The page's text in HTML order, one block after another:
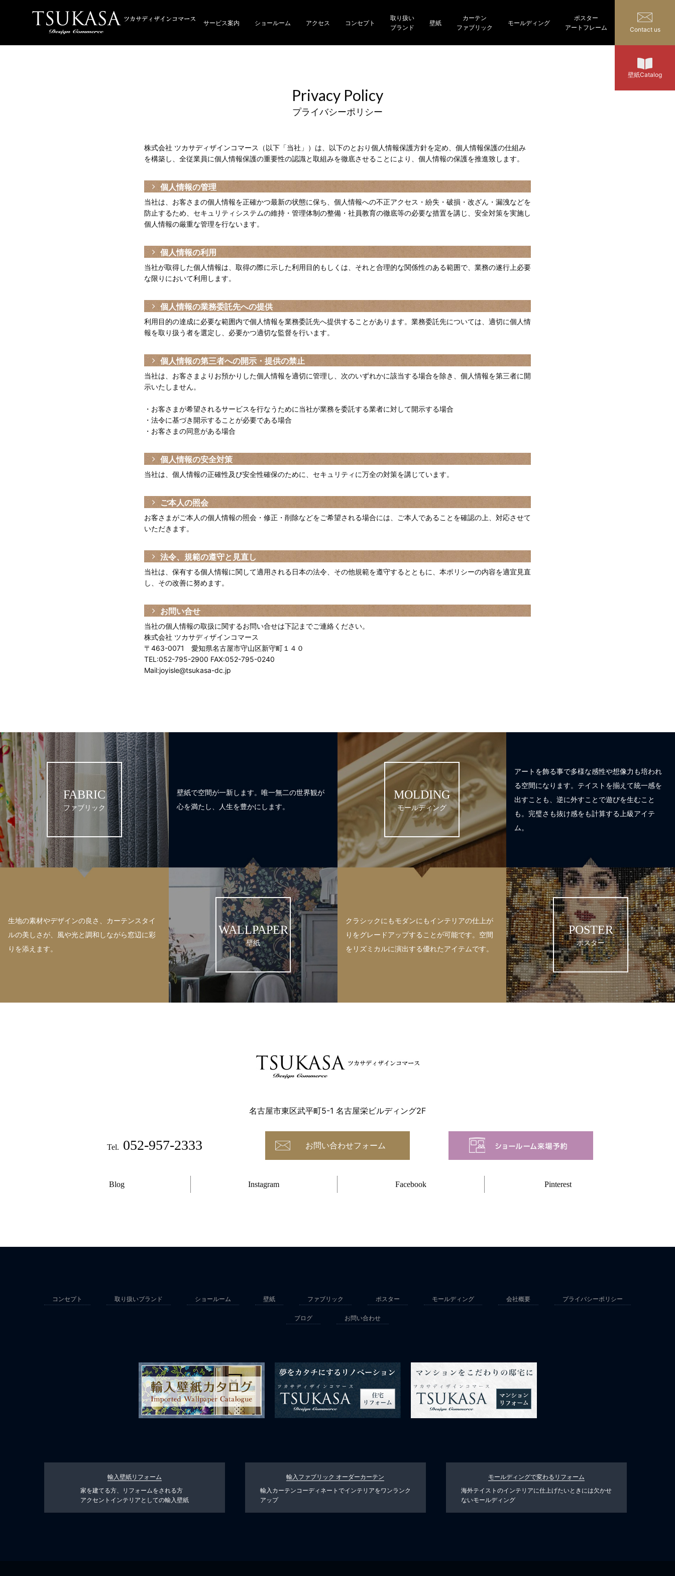
サービス案内 ショールーム アクセス コンセプト
取り扱い
ブランド
壁紙
カーテン
ファブリック
モールディング
ポスター
アートフレーム
Contact us
壁紙Catalog
Privacy Policy
プライバシーポリシー
株式会社 ツカサディザインコマース（以下「当社」）は、以下のとおり個人情報保護方針を定め、個人情報保護の仕組み
を構築し、全従業員に個人情報保護の重要性の認識と取組みを徹底させることにより、個人情報の保護を推進致します。
個人情報の管理
当社は、お客さまの個人情報を正確かつ最新の状態に保ち、個人情報への不正アクセス・紛失・破損・改ざん・漏洩などを
防止するため、セキュリティシステムの維持・管理体制の整備・社員教育の徹底等の必要な措置を講じ、安全対策を実施し
個人情報の厳重な管理を行ないます。
個人情報の利用
当社が取得した個人情報は、取得の際に示した利用目的もしくは、それと合理的な関係性のある範囲で、業務の遂行上必要
な限りにおいて利用します。
個人情報の業務委託先への提供
利用目的の達成に必要な範囲内で個人情報を業務委託先へ提供することがあります。業務委託先については、適切に個人情
報を取り扱う者を選定し、必要かつ適切な監督を行います。
個人情報の第三者への開示・提供の禁止
当社は、お客さまよりお預かりした個人情報を適切に管理し、次のいずれかに該当する場合を除き、個人情報を第三者に開
示いたしません。
・お客さまが希望されるサービスを行なうために当社が業務を委託する業者に対して開示する場合
・法令に基づき開示することが必要である場合
・お客さまの同意がある場合
個人情報の安全対策
当社は、個人情報の正確性及び安全性確保のために、セキュリティに万全の対策を講じています。
ご本人の照会
お客さまがご本人の個人情報の照会・修正・削除などをご希望される場合には、ご本人であることを確認の上、対応させて
いただきます。
法令、規範の遵守と見直し
当社は、保有する個人情報に関して適用される日本の法令、その他規範を遵守するとともに、本ポリシーの内容を適宜見直
し、その改善に努めます。
お問い合せ
当社の個人情報の取扱に関するお問い合せは下記までご連絡ください。
株式会社 ツカサディザインコマース
〒463-0071 愛知県名古屋市守山区新守町１４０
TEL:052-795-2900 FAX:052-795-0240
Mail:joyisle@tsukasa-dc.jp
FABRIC
ファブリック
生地の素材やデザインの良さ、カーテンスタイ
ルの美しさが、風や光と調和しながら窓辺に彩
りを添えます。
WALLPAPER
壁紙
壁紙で空間が一新します。唯一無二の世界観が
心を満たし、人生を豊かにします。
MOLDING
モールディング
クラシックにもモダンにもインテリアの仕上が
りをグレードアップすることが可能です。空間
をリズミカルに演出する優れたアイテムです。
POSTER
ポスター
アートを飾る事で多様な感性や想像力も培われ
る空間になります。テイストを揃えて統一感を
出すことも、逆に外すことで遊びを生むこと
も。完璧さも抜け感をも計算する上級アイテ
ム。
名古屋市東区武平町5-1 名古屋栄ビルディング2F
Tel. 052-957-2333 お問い合わせフォーム
Blog Instagram Facebook Pinterest
コンセプト 取り扱いブランド ショールーム 壁紙 ファブリック ポスター モールディング 会社概要 プライバシーポリシー
ブログ お問い合わせ
輸入壁紙リフォーム
家を建てる方、リフォームをされる方
アクセントインテリアとしての輸入壁紙
輸入ファブリック オーダーカーテン
輸入カーテンコーディネートでインテリアをワンランク
アップ
モールディングで変わる リフォーム
海外テイストのインテリアに仕上げたいときには欠かせ
ないモールディング